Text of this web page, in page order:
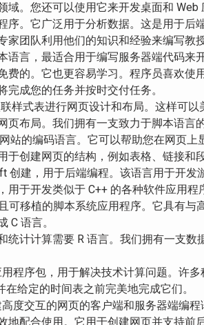
域。您还可以使用它来开发桌面和 Web
序。它广泛用于分析数据。这是用于后
家团队利用他们的知识和经验来编写教
语言，最适合用于编写服务器端代码来
费的。它也更容易学习。程序员喜欢使
成您的任务并按时交付任务。
样式表进行网页设计和布局。这样可
页布局。我们拥有一支致力于脚本语言
站的编码语言。它可以帮助您在网页
创建网页的结构，例如表格、链接和段
创建，用于后端编程。该语言用于开发
于开发类似于 C++ 的各种软件应用程
可移植的脚本系统应用程序。它具有与
C 语言。
统计计算需要 R 语言。我们拥有一支
程序包，用于解决技术计算问题。许
给定的时间表之前完美地完成它们。
度交互的网页的客户端和服务器端编
配合使用。它用于创建网页并支持前后